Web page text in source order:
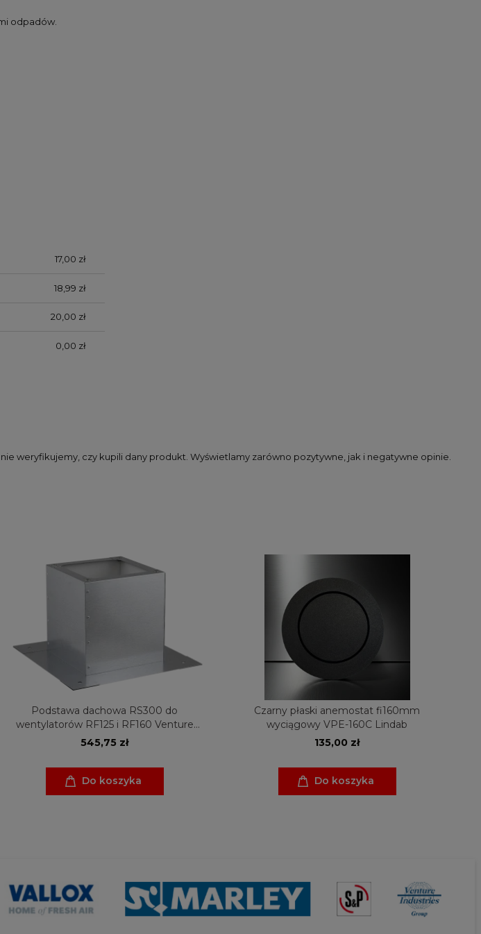
odpadów.
17,00 zł
18,99 zł
20,00 zł
0,00 zł
weryfikujemy, czy kupili dany produkt. Wyświetlamy zarówno pozytywne, jak i negatywne opinie.
Podstawa dachowa RS300 do
wentylatorów RF125 i RF160 Venture
Industries
545,75 zł
Do koszyka
Czarny płaski anemostat fi160mm
wyciągowy VPE-160C Lindab
135,00 zł
Do koszyka